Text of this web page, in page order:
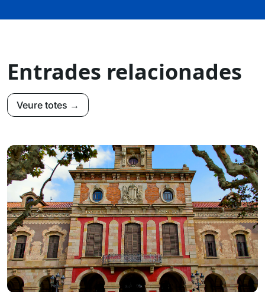
Entrades relacionades
Veure totes →